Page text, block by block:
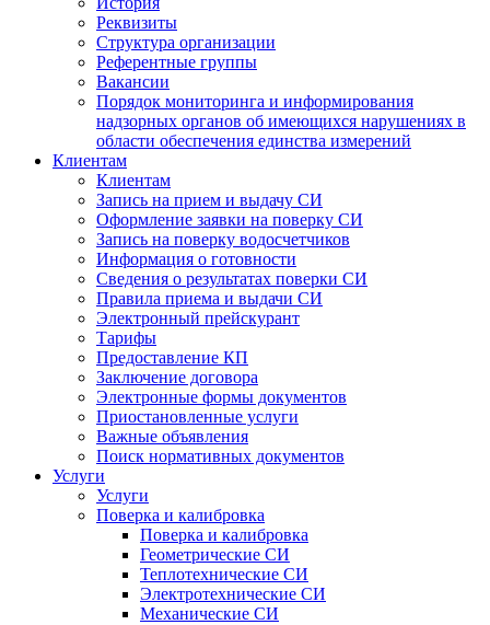
Реквизиты
Структура организации
Референтные группы
Вакансии
Порядок мониторинга и информирования
надзорных органов об имеющихся нарушениях в
области обеспечения единства измерений
Клиентам
Клиентам
Запись на прием и выдачу СИ
Оформление заявки на поверку СИ
Запись на поверку водосчетчиков
Информация о готовности
Сведения о результатах поверки СИ
Правила приема и выдачи СИ
Электронный прейскурант
Тарифы
Предоставление КП
Заключение договора
Электронные формы документов
Приостановленные услуги
Важные объявления
Поиск нормативных документов
Услуги
Услуги
Поверка и калибровка
Поверка и калибровка
Геометрические СИ
Теплотехнические СИ
Электротехнические СИ
Механические СИ